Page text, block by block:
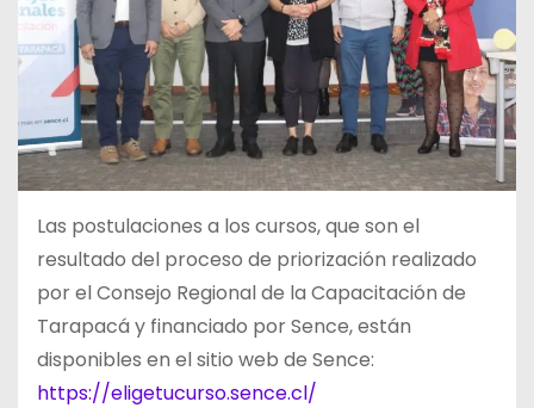
Las postulaciones a los cursos, que son el
resultado del proceso de priorización realizado
por el Consejo Regional de la Capacitación de
Tarapacá y financiado por Sence, están
disponibles en el sitio web de Sence:
https://eligetucurso.sence.cl/